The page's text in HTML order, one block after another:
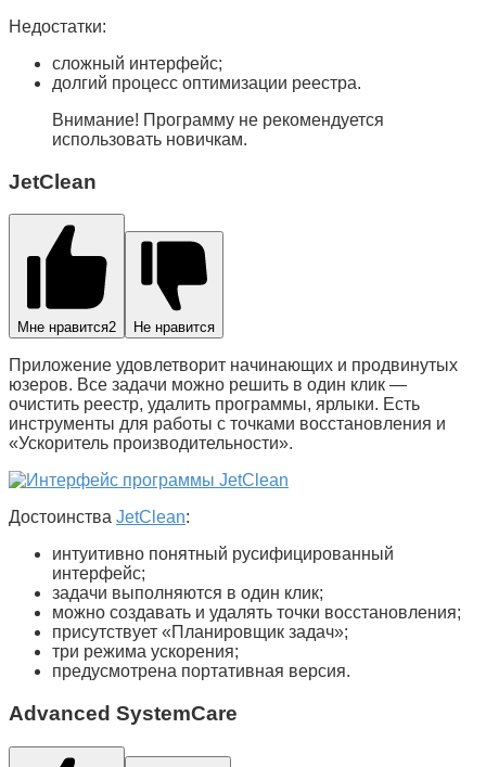
Недостатки:
сложный интерфейс;
долгий процесс оптимизации реестра.
Внимание! Программу не рекомендуется
использовать новичкам.
JetClean
Мне нравится2 Не нравится
Приложение удовлетворит начинающих и продвинутых
юзеров. Все задачи можно решить в один клик —
очистить реестр, удалить программы, ярлыки. Есть
инструменты для работы с точками восстановления и
«Ускоритель производительности».
Достоинства JetClean:
интуитивно понятный русифицированный
интерфейс;
задачи выполняются в один клик;
можно создавать и удалять точки восстановления;
присутствует «Планировщик задач»;
три режима ускорения;
предусмотрена портативная версия.
Advanced SystemCare